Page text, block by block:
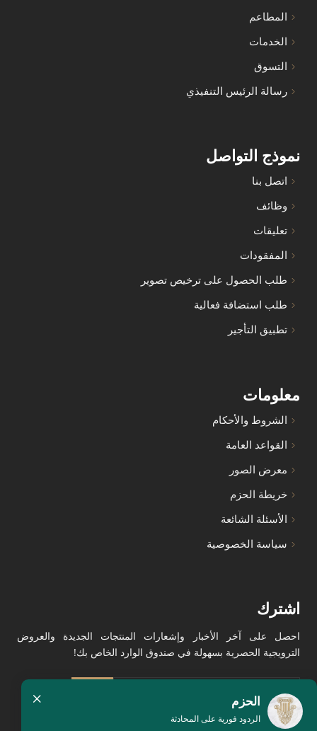
الحزم
الردود فورية على المحادثة
×
المطاعم
الخدمات
التسوق
رسالة الرئيس التنفيذي
نموذج التواصل
اتصل بنا
وظائف
تعليقات
المفقودات
طلب الحصول على ترخيص تصوير
طلب استضافة فعالية
تطبيق التأجير
معلومات
الشروط والأحكام
القواعد العامة
معرض الصور
خريطة الحزم
الأسئلة الشائعة
سياسة الخصوصية
اشترك
احصل على آخر الأخبار وإشعارات المنتجات الجديدة والعروض
الترويجية الحصرية بسهولة في صندوق الوارد الخاص بك!